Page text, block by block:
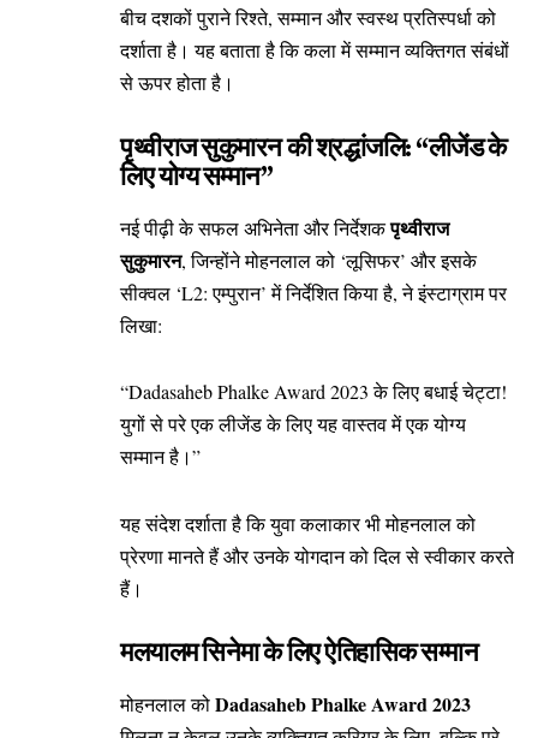
बीच दशकों पुराने रिश्ते, सम्मान और स्वस्थ प्रतिस्पर्धा को
दर्शाता है। यह बताता है कि कला में सम्मान व्यक्तिगत संबंधों
से ऊपर होता है।
पृथ्वीराज सुकुमारन की श्रद्धांजलि: “लीजेंड के
लिए योग्य सम्मान”
नई पीढ़ी के सफल अभिनेता और निर्देशकपृथ्वीराज
सुकुमारन, जिन्होंने मोहनलाल को ‘लूसिफर’ और इसके
सीक्वल ‘L2: एम्पुरान’ में निर्देशित किया है, ने इंस्टाग्राम पर
लिखा:
“Dadasaheb Phalke Award 2023 के लिए बधाई चेट्टा!
युगों से परे एक लीजेंड के लिए यह वास्तव में एक योग्य
सम्मान है।”
यह संदेश दर्शाता है कि युवा कलाकार भी मोहनलाल को
प्रेरणा मानते हैं और उनके योगदान को दिल से स्वीकार करते
हैं।
मलयालम सिनेमा के लिए ऐतिहासिक सम्मान
मोहनलाल कोDadasaheb Phalke Award 2023